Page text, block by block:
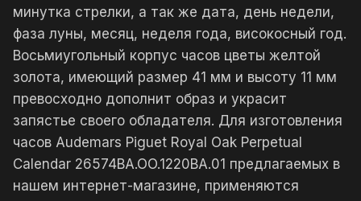
минутка стрелки, а так же дата, день недели,
фаза луны, месяц, неделя года, високосный год.
Восьмиугольный корпус часов цветы желтой
золота, имеющий размер 41 мм и высоту 11 мм
превосходно дополнит образ и украсит
запястье своего обладателя. Для изготовления
часов Audemars Piguet Royal Oak Perpetual
Calendar 26574BA.OO.1220BA.01 предлагаемых в
нашем интернет-магазине, применяются